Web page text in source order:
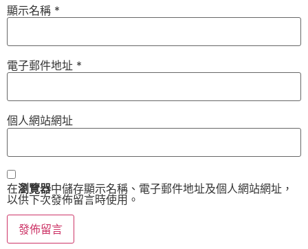
顯示名稱 *
電子郵件地址 *
個人網站網址
在瀏覽器中儲存顯示名稱、電子郵件地址及個人網站網址，
以供下次發佈留言時使用。